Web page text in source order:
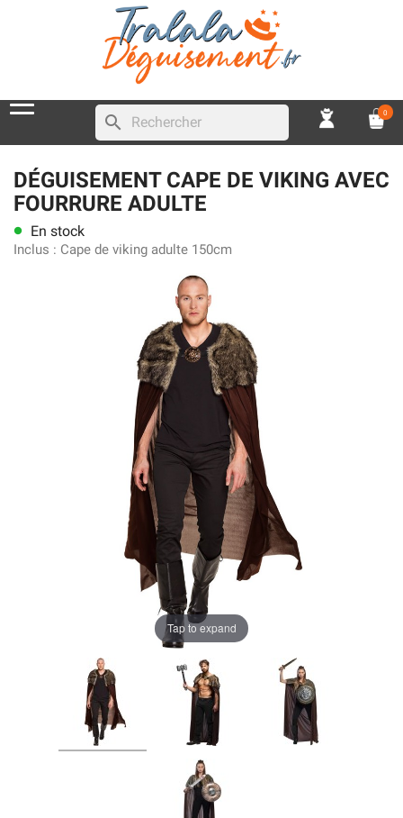
search 0
DÉGUISEMENT CAPE DE VIKING AVEC
FOURRURE ADULTE
lens En stock
Inclus : Cape de viking adulte 150cm
Tap to expand